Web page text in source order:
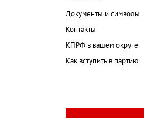
Документы и символы
Контакты
КПРФ в вашем округе
Как вступить в партию